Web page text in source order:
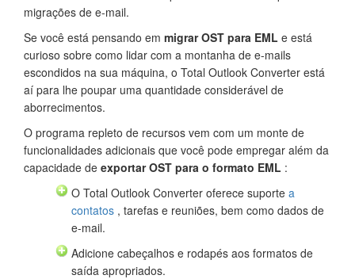
migrações de e-mail.
Se você está pensando em migrar OST para EML e está
curioso sobre como lidar com a montanha de e-mails
escondidos na sua máquina, o Total Outlook Converter está
aí para lhe poupar uma quantidade considerável de
aborrecimentos.
O programa repleto de recursos vem com um monte de
funcionalidades adicionais que você pode empregar além da
capacidade de exportar OST para o formato EML :
O Total Outlook Converter oferece suporte a
contatos , tarefas e reuniões, bem como dados de
e-mail.
Adicione cabeçalhos e rodapés aos formatos de
saída apropriados.